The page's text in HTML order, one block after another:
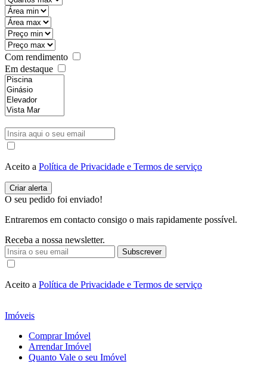
Com rendimento
Em destaque
Aceito a Política de Privacidade e Termos de serviço
O seu pedido foi enviado!
Entraremos em contacto consigo o mais rapidamente possível.
Receba a nossa newsletter.
Subscrever
Aceito a Política de Privacidade e Termos de serviço
Imóveis
Comprar Imóvel
Arrendar Imóvel
Quanto Vale o seu Imóvel